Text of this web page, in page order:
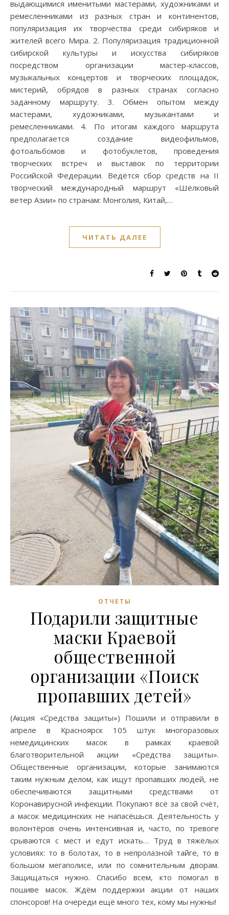
выдающимися именитыми мастерами, художниками и
ремесленниками из разных стран и континентов,
популяризация их творчества среди сибиряков и
жителей всего Мира. 2. Популяризация традиционной
сибирской культуры и искусства сибиряков
посредством организации мастер-классов,
музыкальных концертов и творческих площадок,
мистерий, обрядов в разных странах согласно
заданному маршруту. 3. Обмен опытом между
мастерами, художниками, музыкантами и
ремесленниками. 4. По итогам каждого маршрута
предполагается создание видеофильмов,
фотоальбомов и фотобуклетов, проведения
творческих встреч и выставок по территории
Российской Федерации. Ведётся сбор средств на II
творческий международный маршрут «Шёлковый
ветер Азии» по странам: Монголия, Китай,…
ЧИТАТЬ ДАЛЕЕ
ОТЧЕТЫ
Подарили защитные
маски Краевой
общественной
организации «Поиск
пропавших детей»
(Акция «Средства защиты») Пошили и отправили в
апреле в Красноярск 105 штук многоразовых
немедицинских масок в рамках краевой
благотворительной акции «Средства защиты».
Общественные организации, которые занимаются
таким нужным делом, как ищут пропавших людей, не
обеспечиваются защитными средствами от
Коронавирусной инфекции. Покупают всё за свой счёт,
а масок медицинских не напасёшься. Деятельность у
волонтёров очень интенсивная и, часто, по тревоге
срываются с мест и едут искать… Труд в тяжёлых
условиях: то в болотах, то в непролазной тайге, то в
большом мегаполисе, или по сомнительным дворам.
Защищаться нужно. Спасибо всем, кто помогал в
пошиве масок. Ждём поддержки акции от наших
спонсоров! На очереди ещё много тех, кому мы нужны!